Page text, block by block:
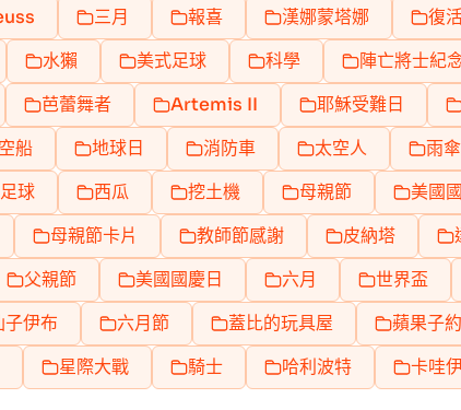
三月 報喜 漢娜蒙塔娜 復
水獺 美式足球 科學 陣亡將士紀
芭蕾舞者 Artemis II 耶穌受難日
船 地球日 消防車 太空人 雨傘
足球 西瓜 挖土機 母親節 美國
母親節卡片 教師節感謝 皮納塔
父親節 美國國慶日 六月 世界盃
子伊布 六月節 蓋比的玩具屋 蘋果子
星際大戰 騎士 哈利波特 卡哇